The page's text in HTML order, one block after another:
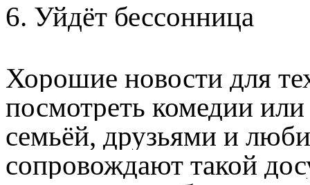
6. Уйдёт бессонница
Хорошие новости для
посмотреть комедии
семьёй, друзьями и
сопровождают такой